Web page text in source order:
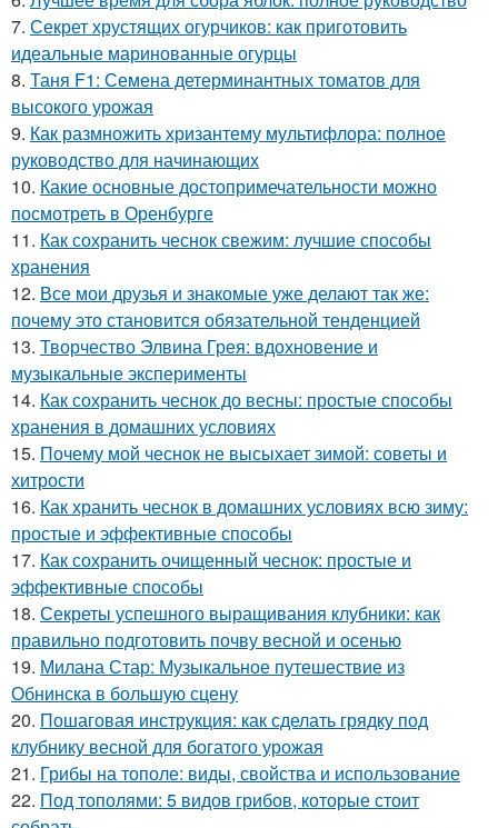
7. Секрет хрустящих огурчиков: как приготовить
идеальные маринованные огурцы
8. Таня F1: Семена детерминантных томатов для
высокого урожая
9. Как размножить хризантему мультифлора: полное
руководство для начинающих
10. Какие основные достопримечательности можно
посмотреть в Оренбурге
11. Как сохранить чеснок свежим: лучшие способы
хранения
12. Все мои друзья и знакомые уже делают так же:
почему это становится обязательной тенденцией
13. Творчество Элвина Грея: вдохновение и
музыкальные эксперименты
14. Как сохранить чеснок до весны: простые способы
хранения в домашних условиях
15. Почему мой чеснок не высыхает зимой: советы и
хитрости
16. Как хранить чеснок в домашних условиях всю зиму:
простые и эффективные способы
17. Как сохранить очищенный чеснок: простые и
эффективные способы
18. Секреты успешного выращивания клубники: как
правильно подготовить почву весной и осенью
19. Милана Стар: Музыкальное путешествие из
Обнинска в большую сцену
20. Пошаговая инструкция: как сделать грядку под
клубнику весной для богатого урожая
21. Грибы на тополе: виды, свойства и использование
22. Под тополями: 5 видов грибов, которые стоит